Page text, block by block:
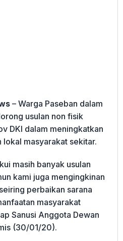
– Warga Paseban dalam
usulan non fisik
DKI dalam meningkatkan
masyarakat sekitar.
masih banyak usulan
kami juga mengingkinan
perbaikan sarana
masyarakat
Sanusi Anggota Dewan
(30/01/20).